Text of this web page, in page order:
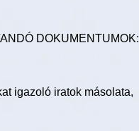
DOKUMENTUMOK:
igazoló iratok másolata,